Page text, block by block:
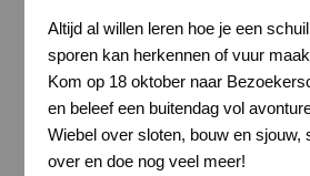
Altijd al willen leren hoe je een
sporen kan herkennen of vuur
Kom op 18 oktober naar
en beleef een buitendag vol
Wiebel over sloten, bouw en sjouw,
over en doe nog veel meer!